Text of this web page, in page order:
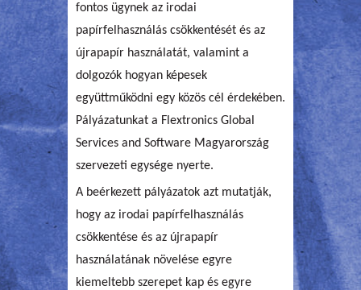
fontos ügynek az irodai
papírfelhasználás csökkentését és az
újrapapír használatát, valamint a
dolgozók hogyan képesek
együttműködni egy közös cél érdekében.
Pályázatunkat a Flextronics Global
Services and Software Magyarország
szervezeti egysége nyerte.
A beérkezett pályázatok azt mutatják,
hogy az irodai papírfelhasználás
csökkentése és az újrapapír
használatának növelése egyre
kiemeltebb szerepet kap és egyre